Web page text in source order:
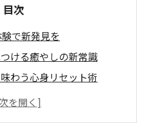
目次
で新発見を
ける癒やしの新常識
わう心身リセット術
験で得る深い洞察